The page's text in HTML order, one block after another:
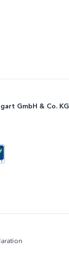
GmbH & Co. KG